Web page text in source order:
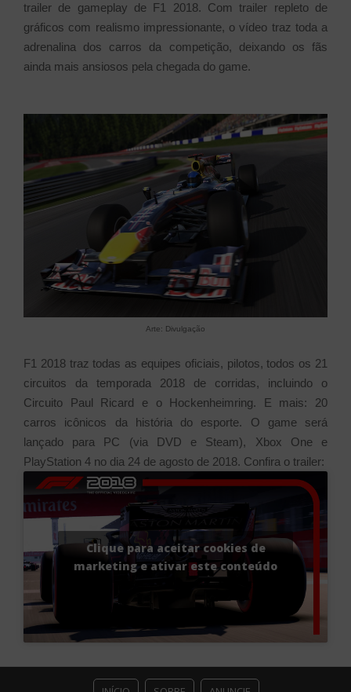
trailer de gameplay de F1 2018. Com trailer repleto de
gráficos com realismo impressionante, o vídeo traz toda a
adrenalina dos carros da competição, deixando os fãs
ainda mais ansiosos pela chegada do game.
Arte: Divulgação
F1 2018 traz todas as equipes oficiais, pilotos, todos os 21
circuitos da temporada 2018 de corridas, incluindo o
Circuito Paul Ricard e o Hockenheimring. E mais: 20
carros icônicos da história do esporte. O game será
lançado para PC (via DVD e Steam), Xbox One e
PlayStation 4 no dia 24 de agosto de 2018. Confira o trailer:
Clique para aceitar cookies de
marketing e ativar este conteúdo